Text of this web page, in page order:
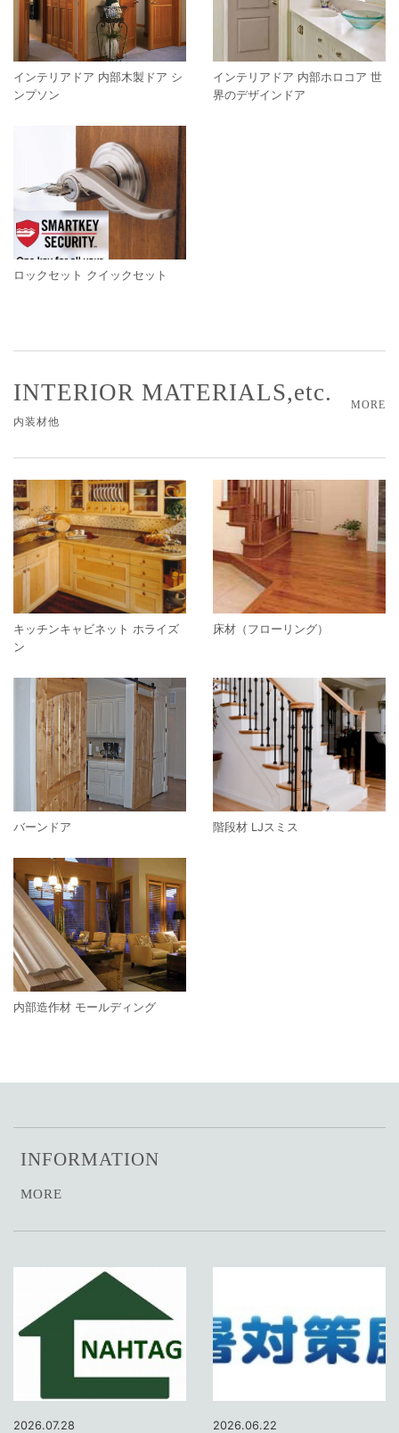
インテリアドア 内部木製ドア シ
ンプソン
インテリアドア 内部ホロコア 世
界のデザインドア
ロックセット クイックセット
MORE
INTERIOR MATERIALS,etc.
内装材他
キッチンキャビネット ホライズ
ン
床材（フローリング）
バーンドア 階段材 LJスミス
内部造作材 モールディング
INFORMATION
MORE
2026.07.28 2026.06.22